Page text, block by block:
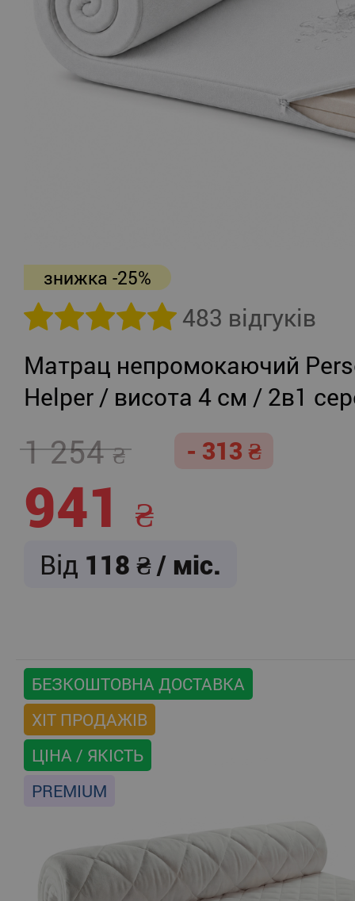
знижка -25%
483 відгуків
Матрац непромокаючий
Helper / висота 4 см / 2в1
1 254 - 313
941
Від 118 / міс.
БЕЗКОШТОВНА ДОСТАВКА
ХІТ ПРОДАЖІВ
ЦІНА / ЯКІСТЬ
PREMIUM